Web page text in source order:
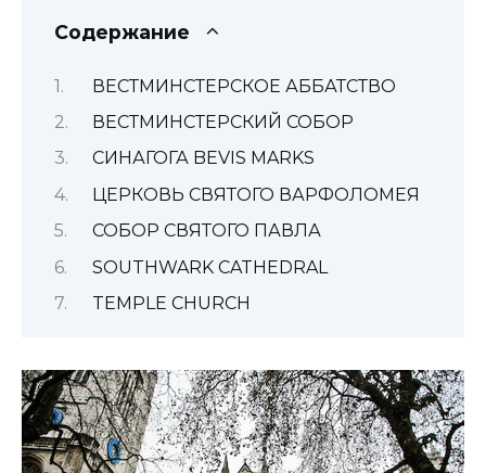
Содержание
ВЕСТМИНСТЕРСКОЕ АББАТСТВО
ВЕСТМИНСТЕРСКИЙ СОБОР
СИНАГОГА BEVIS MARKS
ЦЕРКОВЬ СВЯТОГО ВАРФОЛОМЕЯ
СОБОР СВЯТОГО ПАВЛА
SOUTHWARK CATHEDRAL
TEMPLE CHURCH